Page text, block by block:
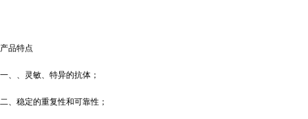
产品特点
一、、灵敏、特异的抗体；
二、稳定的重复性和可靠性；